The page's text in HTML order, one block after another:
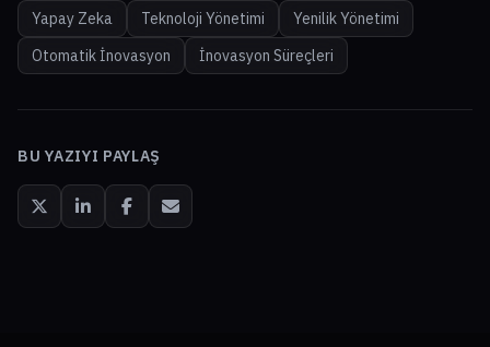
Yapay Zeka Teknoloji Yönetimi
Yenilik Yönetimi
Otomatik İnovasyon
İnovasyon Süreçleri
BU YAZIYI PAYLAŞ